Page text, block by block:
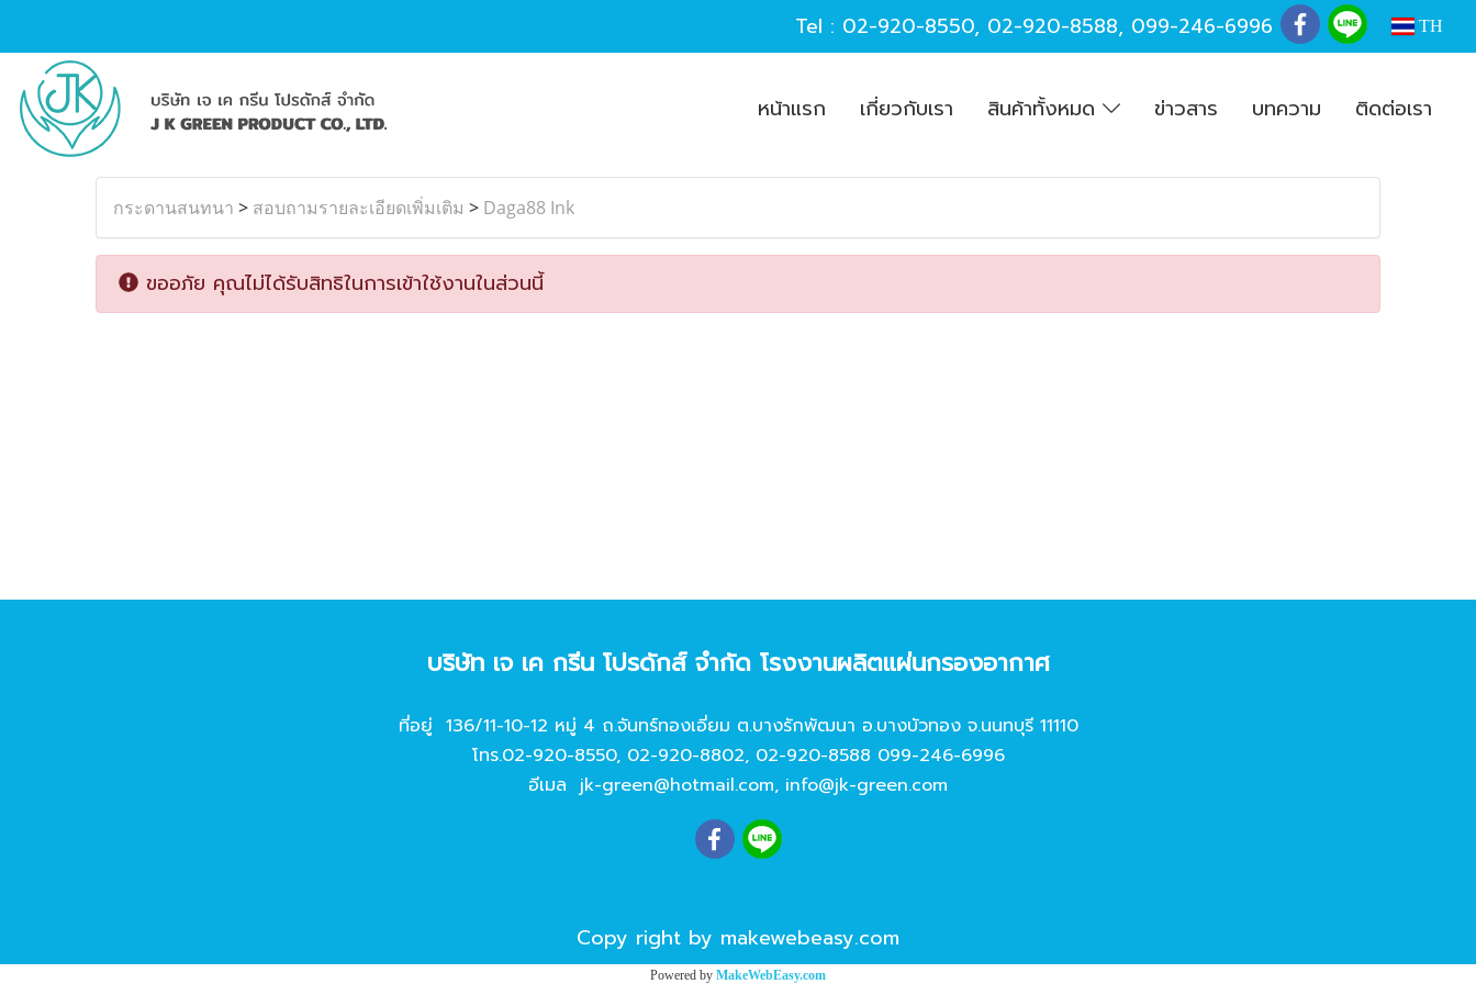
Tel : 02-920-8550, 02-920-8588, 099-246-6996 TH
หน้าแรก เกี่ยวกับเรา สินค้าทั้งหมด ข่าวสาร บทความ ติดต่อเรา
กระดานสนทนา > สอบถามรายละเอียดเพิ่มเติม > Daga88 Ink
ขออภัย คุณไม่ได้รับสิทธิในการเข้าใช้งานในส่วนนี้
บริษัท เจ เค กรีน โปรดักส์ จํากัด โรงงานผลิตแผ่นกรองอากาศ
ที่อยู่ 136/11-10-12 หมู่ 4 ถ.จันทร์ทองเอี่ยม ต.บางรักพัฒนา อ.บางบัวทอง จ.นนทบุรี 11110
โทร.02-920-8550, 02-920-8802, 02-920-8588 099-246-6996
อีเมล jk-green@hotmail.com, info@jk-green.com
Copy right by makewebeasy.com
Powered by MakeWebEasy.com